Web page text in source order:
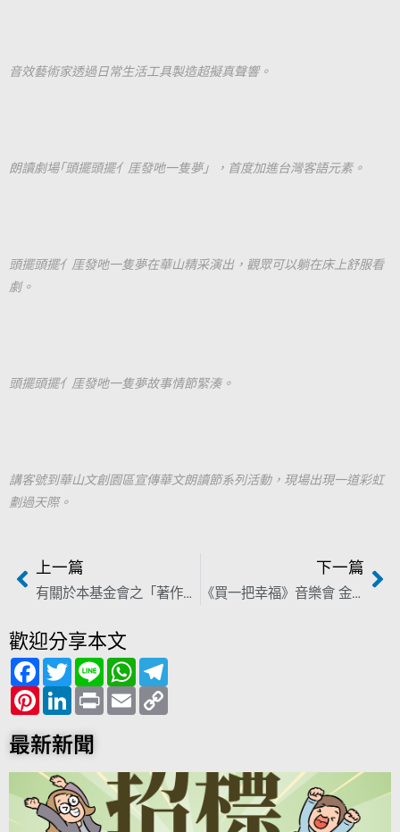
音效藝術家透過日常生活工具製造超擬真聲響。
朗讀劇場｢頭擺頭擺亻厓發吔一隻夢」，首度加進台灣客語元素。
頭擺頭擺亻厓發吔一隻夢在華山精采演出，觀眾可以躺在床上舒服看
劇。
頭擺頭擺亻厓發吔一隻夢故事情節緊湊。
講客號到華山文創園區宣傳華文朗讀節系列活動，現場出現一道彩虹
劃過天際。
上一篇
有關於本基金會之「著作權」及「著作人格權」契約內容改進－澄清新聞稿
下一篇
《買一把幸福》音樂會 金曲歌手輪番演唱 重溫日常幸福
歡迎分享本文
F
a
c
e
b
o
o
k
T
w
i
t
t
e
r
L
i
n
e
W
h
a
t
s
p m
P
i
n
t
e
r
e
s
t
L
i
n
k
e
d
I
n
P
r
i
E
m
a
i
n
k
最新新聞